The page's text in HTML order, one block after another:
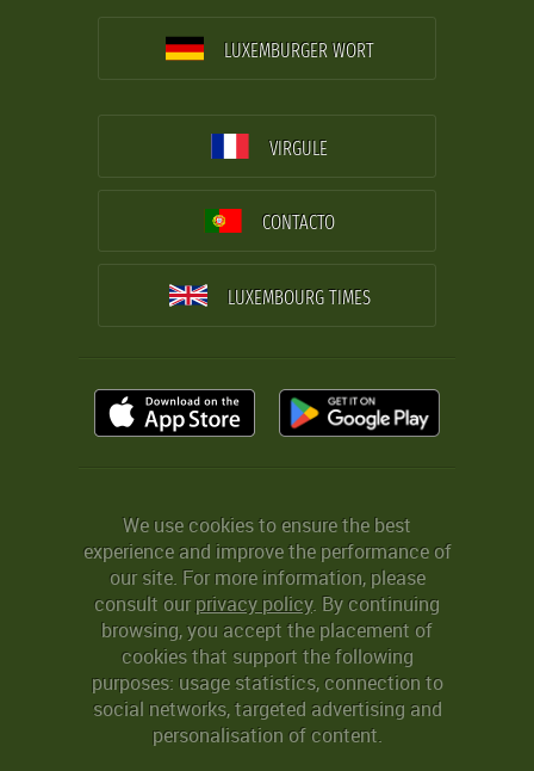
LUXEMBURGER WORT
VIRGULE
CONTACTO
LUXEMBOURG TIMES
We use cookies to ensure the best
experience and improve the performance of
our site. For more information, please
consult ourprivacy policy. By continuing
browsing, you accept the placement of
cookies that support the following
purposes: usage statistics, connection to
social networks, targeted advertising and
personalisation of content.